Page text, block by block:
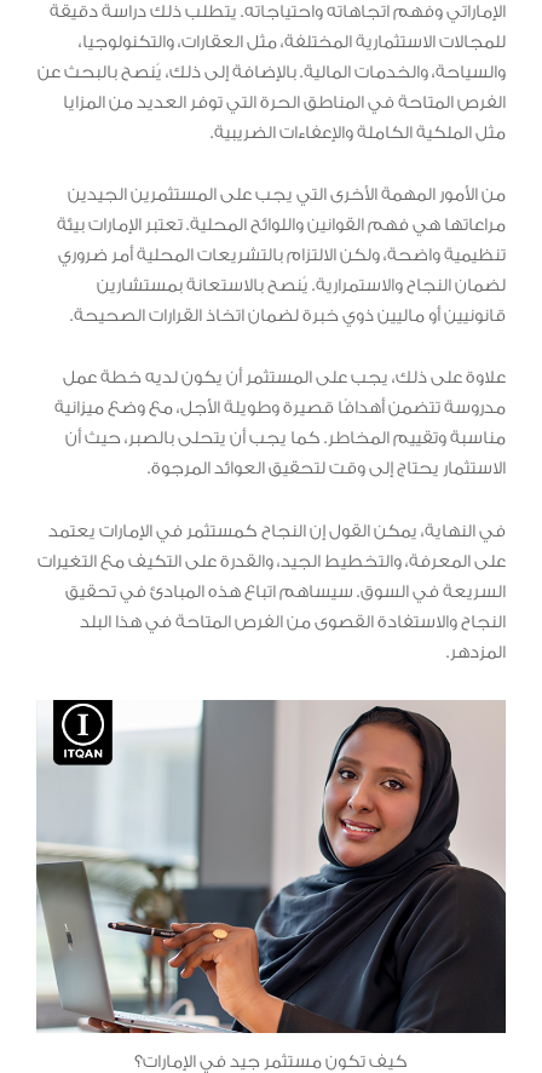
الإماراتي وفهم اتجاهاته واحتياجاته. يتطلب ذلك دراسة دقيقة
للمجالات الاستثمارية المختلفة، مثل العقارات، والتكنولوجيا،
والسياحة، والخدمات المالية. بالإضافة إلى ذلك، يُنصح بالبحث عن
الفرص المتاحة في المناطق الحرة التي توفر العديد من المزايا
مثل الملكية الكاملة والإعفاءات الضريبية.
من الأمور المهمة الأخرى التي يجب على المستثمرين الجيدين
مراعاتها هي فهم القوانين واللوائح المحلية. تعتبر الإمارات بيئة
تنظيمية واضحة، ولكن الالتزام بالتشريعات المحلية أمر ضروري
لضمان النجاح والاستمرارية. يُنصح بالاستعانة بمستشارين
قانونيين أو ماليين ذوي خبرة لضمان اتخاذ القرارات الصحيحة.
علاوة على ذلك، يجب على المستثمر أن يكون لديه خطة عمل
مدروسة تتضمن أهدافًا قصيرة وطويلة الأجل، مع وضع ميزانية
مناسبة وتقييم المخاطر. كما يجب أن يتحلى بالصبر، حيث أن
الاستثمار يحتاج إلى وقت لتحقيق العوائد المرجوة.
في النهاية، يمكن القول إن النجاح كمستثمر في الإمارات يعتمد
على المعرفة، والتخطيط الجيد، والقدرة على التكيف مع التغيرات
السريعة في السوق. سيساهم اتباع هذه المبادئ في تحقيق
النجاح والاستفادة القصوى من الفرص المتاحة في هذا البلد
المزدهر.
كيف تكون مستثمر جيد في الإمارات؟